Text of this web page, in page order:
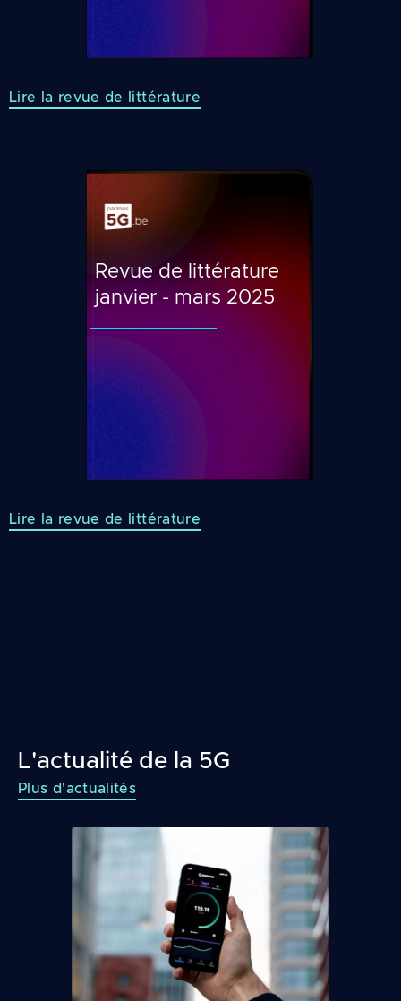
Lire la revue de littérature
Revue de littérature
janvier - mars 2025
Lire la revue de littérature
L'actualité de la 5G
Plus d'actualités